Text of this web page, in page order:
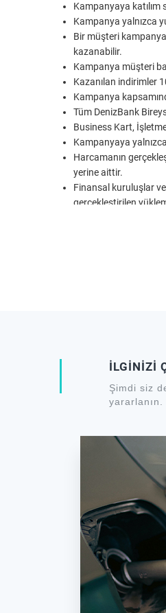
Kampanyaya
Kampanya yalnızca
Bir müşteri
kazanabilir.
Kampanya müşteri
Kazanılan indirimler
Kampanya
Tüm DenizBank
Business Kart,
Kampanyaya
Harcamanın
yerine aittir.
Finansal kuruluşlar ve
gerçekleştirilen
İLGİNİZİ
Şimdi siz
yararlanın.